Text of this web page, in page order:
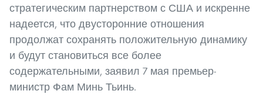
стратегическим партнерством с США и искренне
надеется, что двусторонние отношения
продолжат сохранять положительную динамику
и будут становиться все более
содержательными, заявил 7 мая премьер-
министр Фам Минь Тьинь.